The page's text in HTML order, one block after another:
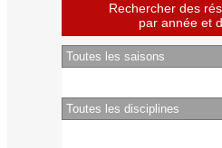
Rechercher des
par année et